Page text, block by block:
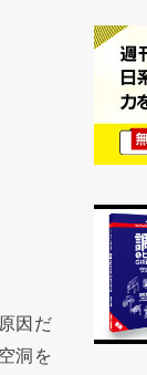
因だ
洞を